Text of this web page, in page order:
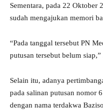
Sementara, pada 22 Oktober
sudah mengajukan memori
“Pada tanggal tersebut PN
putusan tersebut belum siap,”
Selain itu, adanya
pada salinan putusan nomor
dengan nama terdakwa